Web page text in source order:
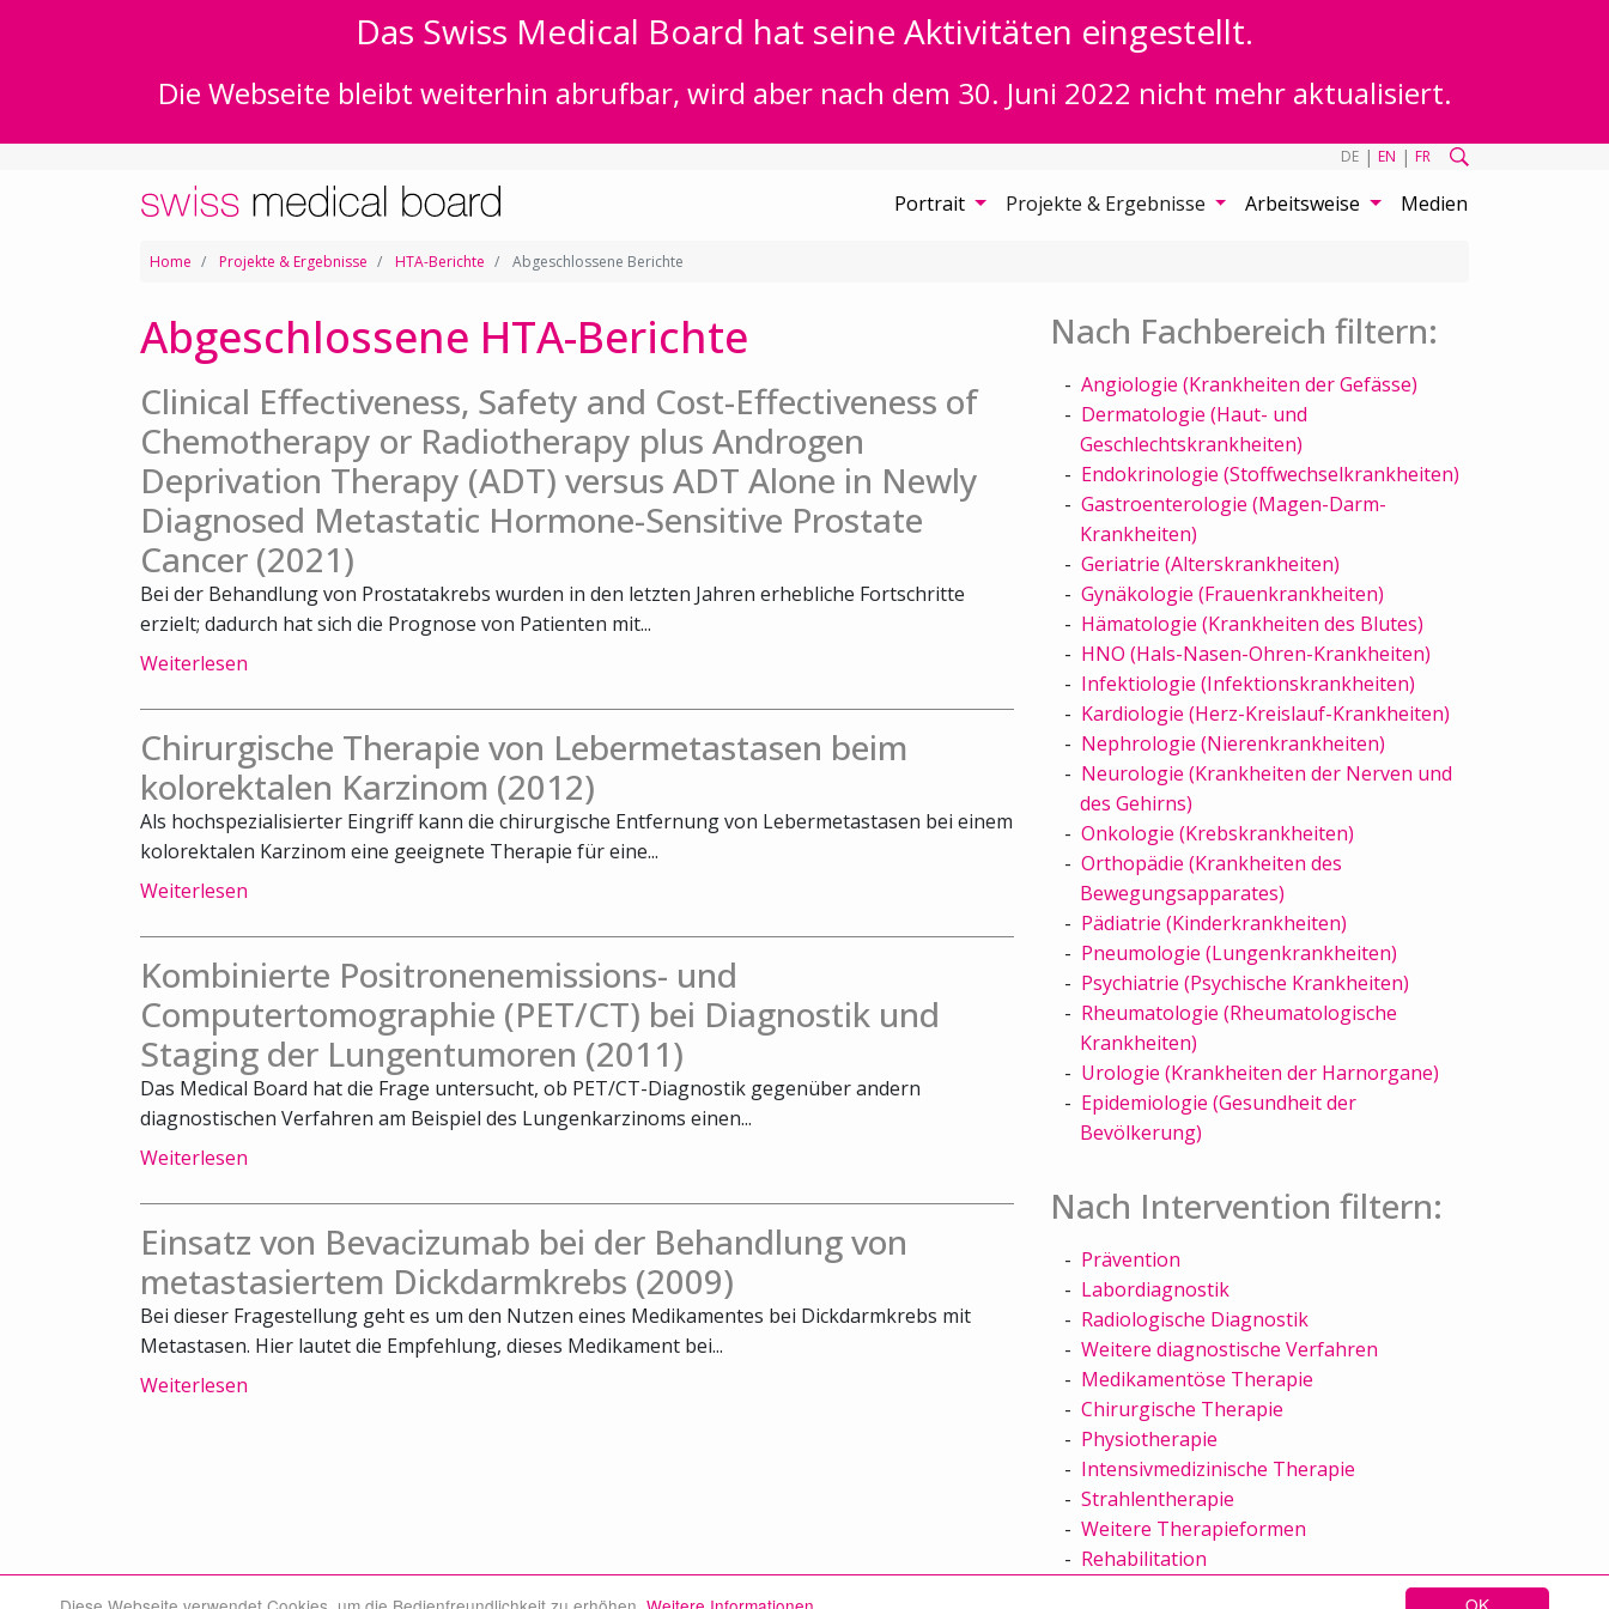
OK
Das Swiss Medical Board hat seine Aktivitäten eingestellt.
Die Webseite bleibt weiterhin abrufbar, wird aber nach dem 30. Juni 2022 nicht mehr aktualisiert.
DE | EN | FR
Portrait Projekte & Ergebnisse Arbeitsweise Medien
Home Projekte & Ergebnisse HTA-Berichte Abgeschlossene Berichte
Abgeschlossene HTA-Berichte
Clinical Effectiveness, Safety and Cost-Effectiveness of
Chemotherapy or Radiotherapy plus Androgen
Deprivation Therapy (ADT) versus ADT Alone in Newly
Diagnosed Metastatic Hormone-Sensitive Prostate
Cancer (2021)
Bei der Behandlung von Prostatakrebs wurden in den letzten Jahren erhebliche Fortschritte
erzielt; dadurch hat sich die Prognose von Patienten mit...
Weiterlesen
Chirurgische Therapie von Lebermetastasen beim
kolorektalen Karzinom (2012)
Als hochspezialisierter Eingriff kann die chirurgische Entfernung von Lebermetastasen bei einem
kolorektalen Karzinom eine geeignete Therapie für eine...
Weiterlesen
Kombinierte Positronenemissions- und
Computertomographie (PET/CT) bei Diagnostik und
Staging der Lungentumoren (2011)
Das Medical Board hat die Frage untersucht, ob PET/CT-Diagnostik gegenüber andern
diagnostischen Verfahren am Beispiel des Lungenkarzinoms einen...
Weiterlesen
Einsatz von Bevacizumab bei der Behandlung von
metastasiertem Dickdarmkrebs (2009)
Bei dieser Fragestellung geht es um den Nutzen eines Medikamentes bei Dickdarmkrebs mit
Metastasen. Hier lautet die Empfehlung, dieses Medikament bei...
Weiterlesen
Nach Fachbereich filtern:
Angiologie (Krankheiten der Gefässe)
Dermatologie (Haut- und
Geschlechtskrankheiten)
Endokrinologie (Stoffwechselkrankheiten)
Gastroenterologie (Magen-Darm-
Krankheiten)
Geriatrie (Alterskrankheiten)
Gynäkologie (Frauenkrankheiten)
Hämatologie (Krankheiten des Blutes)
HNO (Hals-Nasen-Ohren-Krankheiten)
Infektiologie (Infektionskrankheiten)
Kardiologie (Herz-Kreislauf-Krankheiten)
Nephrologie (Nierenkrankheiten)
Neurologie (Krankheiten der Nerven und
des Gehirns)
Onkologie (Krebskrankheiten)
Orthopädie (Krankheiten des
Bewegungsapparates)
Pädiatrie (Kinderkrankheiten)
Pneumologie (Lungenkrankheiten)
Psychiatrie (Psychische Krankheiten)
Rheumatologie (Rheumatologische
Krankheiten)
Urologie (Krankheiten der Harnorgane)
Epidemiologie (Gesundheit der
Bevölkerung)
Nach Intervention filtern:
Prävention
Labordiagnostik
Radiologische Diagnostik
Weitere diagnostische Verfahren
Medikamentöse Therapie
Chirurgische Therapie
Physiotherapie
Intensivmedizinische Therapie
Strahlentherapie
Weitere Therapieformen
Rehabilitation